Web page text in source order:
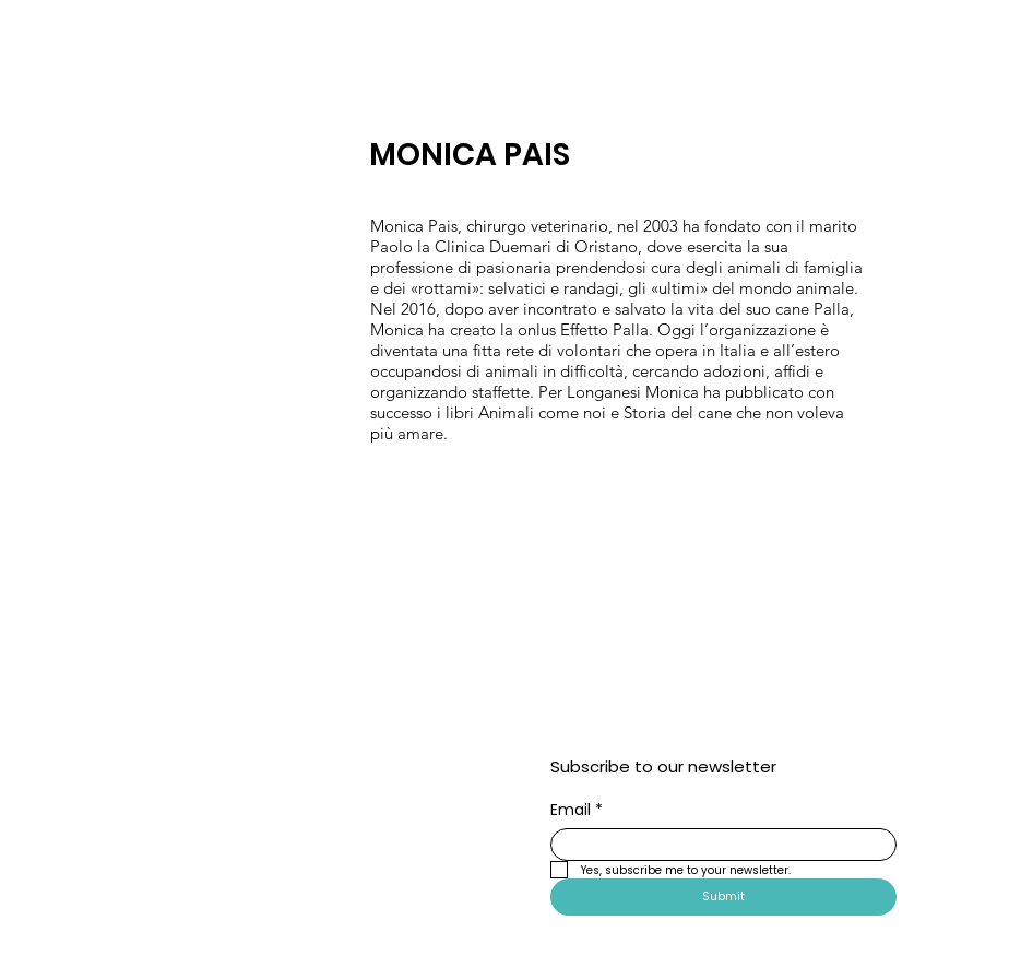
MONICA PAIS
Monica Pais, chirurgo veterinario, nel 2003 ha fondato con il marito
Paolo la Clinica Duemari di Oristano, dove esercita la sua
professione di pasionaria prendendosi cura degli animali di famiglia
e dei «rottami»: selvatici e randagi, gli «ultimi» del mondo animale.
Nel 2016, dopo aver incontrato e salvato la vita del suo cane Palla,
Monica ha creato la onlus Effetto Palla. Oggi l’organizzazione è
diventata una fitta rete di volontari che opera in Italia e all’estero
occupandosi di animali in difficoltà, cercando adozioni, affidi e
organizzando staffette. Per Longanesi Monica ha pubblicato con
successo i libri Animali come noi e Storia del cane che non voleva
più amare.
Subscribe to our newsletter
Email *
Yes, subscribe me to your newsletter.
Submit